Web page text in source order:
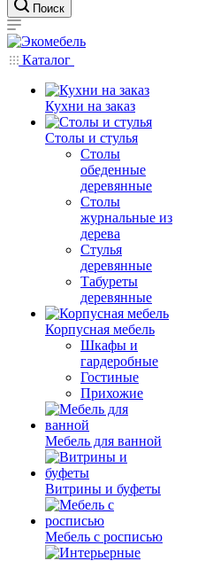
Поиск
Каталог
Кухни на заказ
Столы и стулья
Столы
обеденные
деревянные
Столы
журнальные из
дерева
Стулья
деревянные
Табуреты
деревянные
Корпусная мебель
Шкафы и
гардеробные
Гостиные
Прихожие
Мебель для ванной
Витрины и буфеты
Мебель с росписью